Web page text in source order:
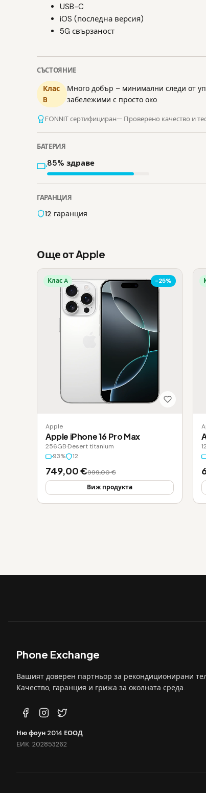
USB-C
iOS (последна версия)
5G свързаност
СЪСТОЯНИЕ
Клас
B
Много добър – минимални следи от
забележими с просто око.
FONNIT сертифициран— Проверено качество и
БАТЕРИЯ
85% здраве
ГАРАНЦИЯ
12 гаранция
Още от Apple
Клас A -25%
Apple
Apple iPhone 16 Pro Max
256GB·Desert titanium
93%
12
749,00 €999,00 €
Виж продукта
Phone Exchange
Вашият доверен партньор за рекондиционирани
Качество, гаранция и грижа за околната среда.
Ню фоун 2014 ЕООД
ЕИК: 202853262